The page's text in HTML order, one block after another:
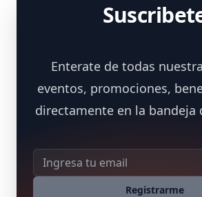
Enterate de todas
eventos, promociones,
directamente en la bandeja
Dirección de correo
Registrarme